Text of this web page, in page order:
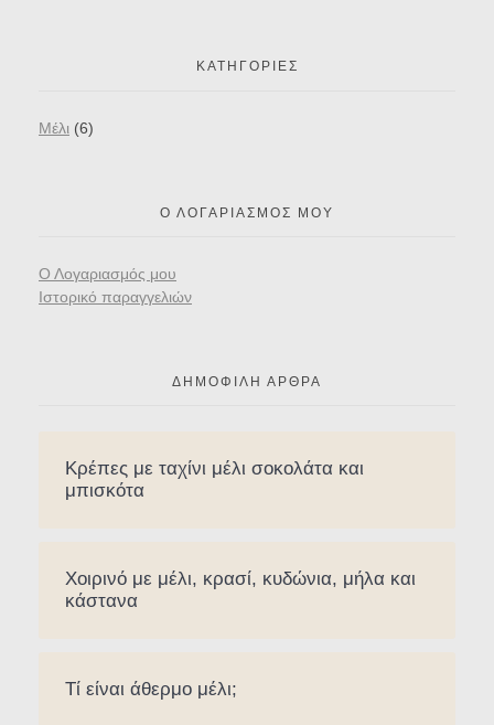
ΚΑΤΗΓΟΡΊΕΣ
Mέλι (6)
Ο ΛΟΓΑΡΙΑΣΜΌΣ ΜΟΥ
Ο Λογαριασμός μου
Ιστορικό παραγγελιών
ΔΗΜΟΦΙΛΉ ΆΡΘΡΑ
Κρέπες με ταχίνι μέλι σοκολάτα και
μπισκότα
Χοιρινό με μέλι, κρασί, κυδώνια, μήλα και
κάστανα
Τί είναι άθερμο μέλι;